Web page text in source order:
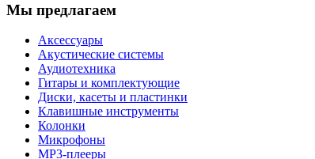
Мы предлагаем
Аксессуары
Акустические системы
Аудиотехника
Гитары и комплектующие
Диски, касеты и пластинки
Клавишные инструменты
Колонки
Микрофоны
МР3-плееры